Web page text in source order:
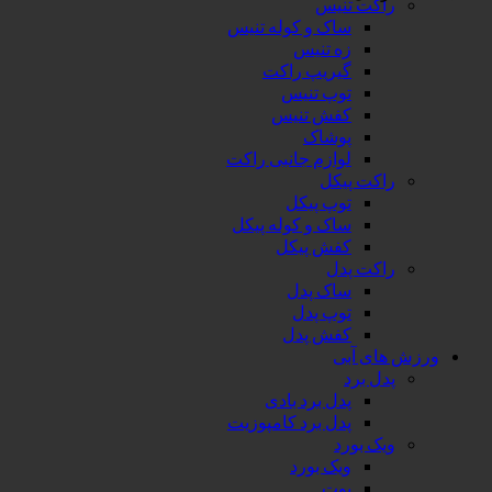
ساک و کوله تنیس
زه تنیس
گیریپ راکت
توپ تنیس
کفش تنیس
پوشاک
لوازم جانبی راکت
راکت پیکل
توپ پیکل
ساک و کوله پیکل
کفش پیکل
راکت پدل
ساک پدل
توپ پدل
کفش پدل
ورزش های آبی
پدل برد
پدل برد بادی
پدل برد کامپوزیت
ویک بورد
ویک بورد
بوت